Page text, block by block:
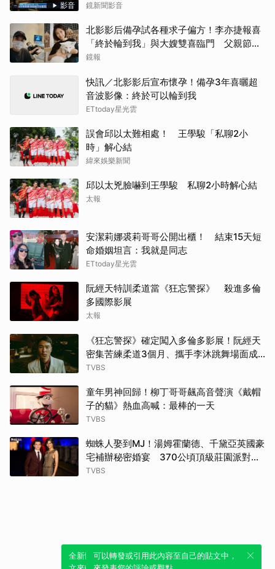
影音 鏡新聞影音
北影影后備孕試各種求子偏方！李亦捷報喜
「終於輪到我」與大嫂雙喜臨門 父親節喊
話亡父：他一定在笑
鏡報
快訊／北影影后宣布懷孕！備孕3年喜曬超
音波影像：終於可以輪到我
ETtoday星光雲
誤會邱以太難相處！ 王學駿「私聊2小
時」解心結
緯來娛樂新聞
邱以太兇臉嚇到王學駿 私聊2小時解心結
太報
安潔莉娜裘莉哥哥公開出櫃！ 結束15天短
命婚姻坦言：我就是同志
ETtoday星光雲
阮經天特訓柔道當《狂忘警探》 殺進多倫
多國際影展
太報
《狂忘警探》確定闖入多倫多影展！阮經天
密集苦練柔道3個月、攜手李沐跳舞場面成
經典
TVBS
童年男神回歸！柳丁哥哥飆高音聲演《戴帽
子的貓》熱血高喊：最棒的一天
TVBS
蜘蛛人娶到MJ！湯姆霍蘭德、千黛亞英國豪
宅補辦秘密婚宴 370公頃頂級莊園派對曝
光
TVBS
全新體驗！一鍵引用此內容，透過發布貼
可以轉發或引用此內容至自己的貼文中，